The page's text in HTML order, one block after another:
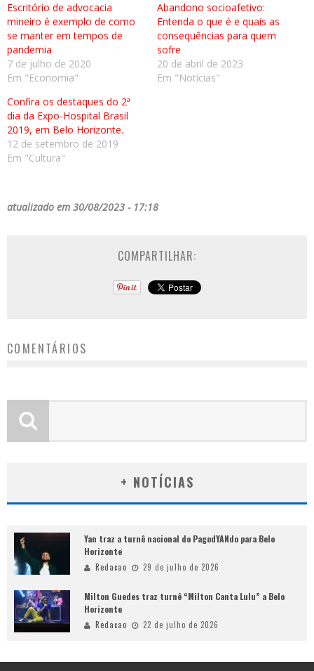
Escritório de advocacia
mineiro é exemplo de como
se manter em tempos de
pandemia
7 de julho de 2020
Em "Economia"
Abandono socioafetivo:
Entenda o que é e quais as
consequências para quem
sofre
20 de abril de 2023
Em "Notícias"
Confira os destaques do 2ª
dia da Expo-Hospital Brasil
2019, em Belo Horizonte.
12 de setembro de 2019
Em "Cultura"
atualizado em 30/08/2023 - 17:18
COMPARTILHAR:
COMENTÁRIOS
+ NOTÍCIAS
Yan traz a turnê nacional do PagodYANdo para Belo
Horizonte
Redacao 29 de julho de 2026
Milton Guedes traz turnê “Milton Canta Lulu” a Belo
Horizonte
Redacao 22 de julho de 2026